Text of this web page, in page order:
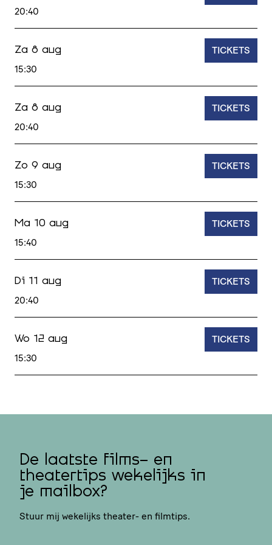
20:40
Za 8 aug
15:30
TICKETS
Za 8 aug
20:40
TICKETS
Zo 9 aug
15:30
TICKETS
Ma 10 aug
15:40
TICKETS
Di 11 aug
20:40
TICKETS
Wo 12 aug
15:30
TICKETS
De laatste films- en
theatertips wekelijks in
je mailbox?
Stuur mij wekelijks theater- en filmtips.